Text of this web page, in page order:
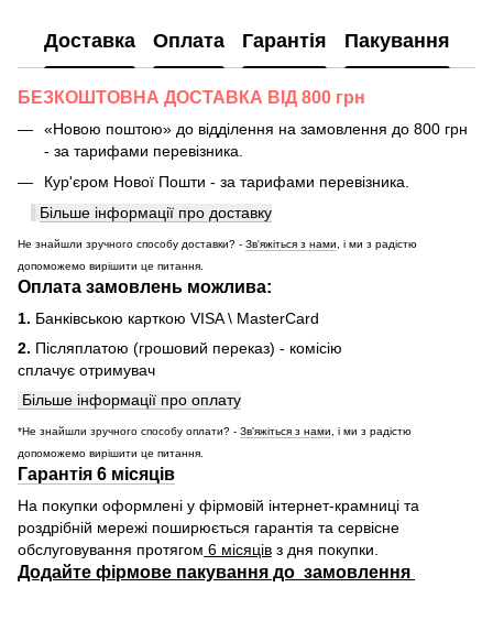
Доставка Оплата Гарантія Пакування
БЕЗКОШТОВНА ДОСТАВКА ВІД 800 грн
«Новою поштою» до відділення на замовлення до 800 грн
- за тарифами перевізника.
Кур'єром Нової Пошти - за тарифами перевізника.
Більше інформації про доставку
Не знайшли зручного способу доставки? - Зв'яжіться з нами, і ми з радістю
допоможемо вирішити це питання.
Оплата замовлень можлива:
1. Банківською карткою VISA \ MasterCard
2. Післяплатою (грошовий переказ) - комісію
сплачує отримувач
Більше інформації про оплату
*Не знайшли зручного способу оплати? - Зв'яжіться з нами, і ми з радістю
допоможемо вирішити це питання.
Гарантія 6 місяців
На покупки оформлені у фірмовій інтернет-крамниці та
роздрібній мережі поширюється гарантія та сервісне
обслуговування протягом 6 місяців з дня покупки.
Додайте фірмове пакування до замовлення